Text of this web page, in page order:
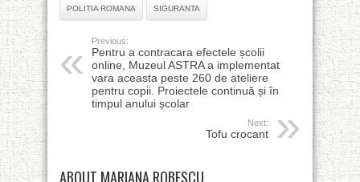
POLITIA ROMANA SIGURANTA
Previous:
Pentru a contracara efectele școlii
online, Muzeul ASTRA a implementat
vara aceasta peste 260 de ateliere
pentru copii. Proiectele continuă și în
timpul anului școlar
Next:
Tofu crocant
ABOUT MARIANA ROBESCU